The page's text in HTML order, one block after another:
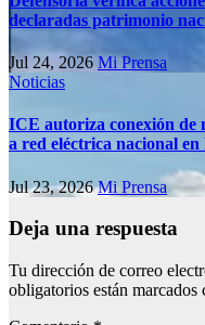
declaradas patrimonio
Jul 24, 2026Mi Prensa
Noticias
ICE autoriza conexión de
a red eléctrica nacional
Jul 23, 2026Mi Prensa
Deja una respuesta
Tu dirección de correo
obligatorios están marcados